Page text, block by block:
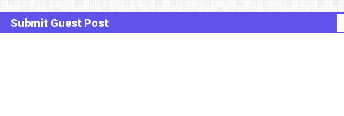
Submit Guest Post